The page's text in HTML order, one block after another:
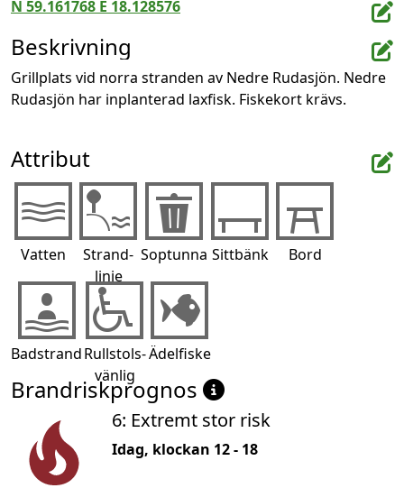
N 59.161768 E 18.128576
Beskrivning
Grillplats vid norra stranden av Nedre Rudasjön. Nedre
Rudasjön har inplanterad laxfisk. Fiskekort krävs.
Attribut
Vatten
Strand-
linje
Soptunna Sittbänk Bord
BadstrandRullstols-
vänlig
Ädelfiske
Brandriskprognos
6: Extremt stor risk
Idag, klockan 12 - 18